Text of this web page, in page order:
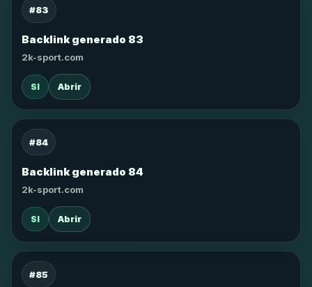
#83
Backlink generado 83
2k-sport.com
SI Abrir
#84
Backlink generado 84
2k-sport.com
SI Abrir
#85